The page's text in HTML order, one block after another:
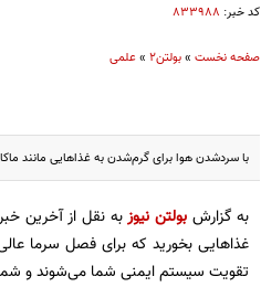
کد خبر: ۸۳۳۹۸۸
صفحه نخست»بولتن2 »علمی
با سردشدن هوا برای گرم‌شدن به غذاهایی مانند
به گزارش بولتن نیوزبه نقل از آخرین
غذاهایی بخورید که برای فصل سرما
تقویت سیستم ایمنی شما می‌شوند و